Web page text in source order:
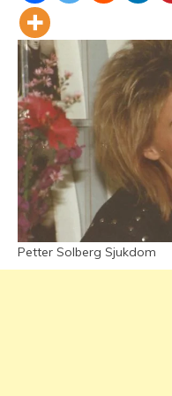
Petter Solberg Sjukdom